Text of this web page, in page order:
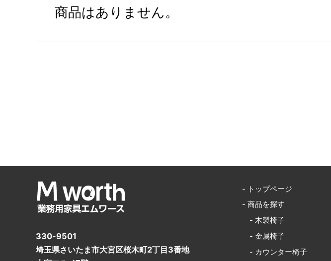
商品はありません。
330-9501
埼玉県さいたま市大宮区桜木町2丁目3番地
- トップページ
- 商品を探す
- 木製椅子
- 金属椅子
- カウンター椅子